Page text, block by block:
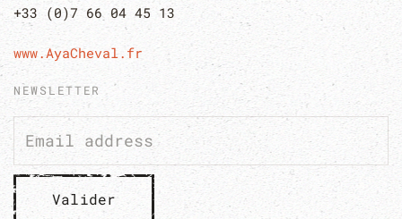
+33 (0)7 66 04 45 13
www.AyaCheval.fr
NEWSLETTER
Valider